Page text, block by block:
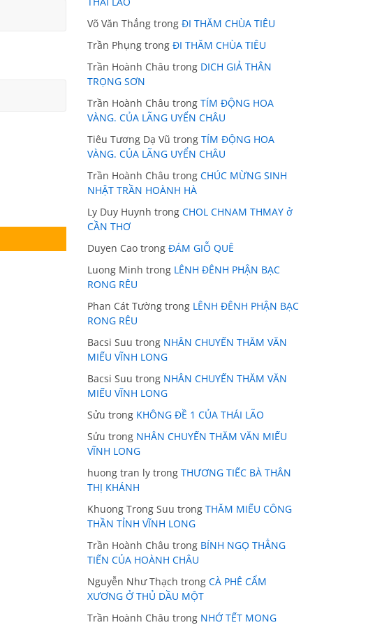
Võ Văn Thắng trong ĐI THĂM CHÙA TIÊU
Trần Phụng trong ĐI THĂM CHÙA TIÊU
Trần Hoành Châu trong DICH GIẢ THÂN
TRỌNG SƠN
Trần Hoành Châu trong TÍM ĐỘNG HOA
VÀNG. CỦA LÃNG UYỂN CHÂU
Tiêu Tương Dạ Vũ trong TÍM ĐỘNG HOA
VÀNG. CỦA LÃNG UYỂN CHÂU
Trần Hoành Châu trong CHÚC MỪNG SINH
NHẬT TRẦN HOÀNH HÀ
Ly Duy Huynh trong CHOL CHNAM THMAY ở
CẦN THƠ
Duyen Cao trong ĐÁM GIỖ QUÊ
Luong Minh trong LÊNH ĐÊNH PHẬN BẠC
RONG RÊU
Phan Cát Tường trong LÊNH ĐÊNH PHẬN BẠC
RONG RÊU
Bacsi Suu trong NHÂN CHUYẾN THĂM VĂN
MIẾU VĨNH LONG
Bacsi Suu trong NHÂN CHUYẾN THĂM VĂN
MIẾU VĨNH LONG
Sửu trong KHÔNG ĐỀ 1 CỦA THÁI LÃO
Sửu trong NHÂN CHUYẾN THĂM VĂN MIẾU
VĨNH LONG
huong tran ly trong THƯƠNG TIẾC BÀ THÂN
THỊ KHÁNH
Khuong Trong Suu trong THĂM MIẾU CÔNG
THẦN TỈNH VĨNH LONG
Trần Hoành Châu trong BÍNH NGỌ THẲNG
TIẾN CỦA HOÀNH CHÂU
Nguyễn Như Thạch trong CÀ PHÊ CẨM
XƯƠNG Ở THỦ DẦU MỘT
Trần Hoành Châu trong NHỚ TẾT MONG